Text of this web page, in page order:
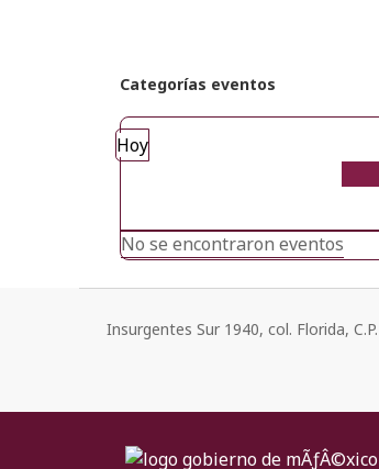
Categorías eventos
Hoy
No se encontraron eventos
Insurgentes Sur 1940, col. Florida,